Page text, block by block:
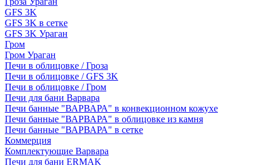
GFS 3K
GFS 3K в сетке
GFS 3K Ураган
Гром
Гром Ураган
Печи в облицовке / Гроза
Печи в облицовке / GFS 3K
Печи в облицовке / Гром
Печи для бани Варвара
Печи банные "ВАРВАРА" в конвекционном кожухе
Печи банные "ВАРВАРА" в облицовке из камня
Печи банные "ВАРВАРА" в сетке
Коммерция
Комплектующие Варвара
Печи для бани ERMAK